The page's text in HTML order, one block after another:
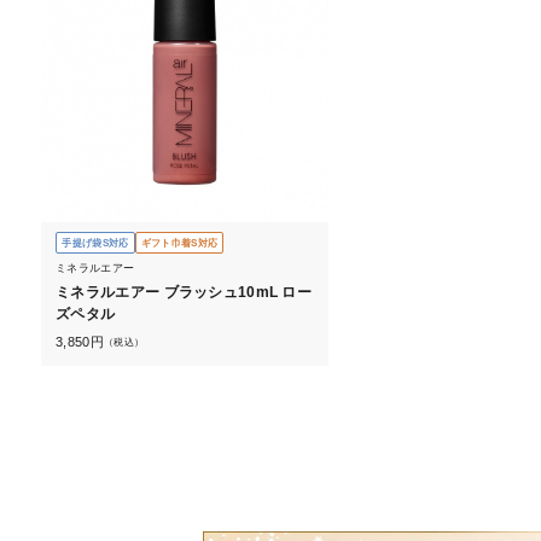
手提げ袋S対応 ギフト巾着S対応
ミネラルエアー
ミネラルエアー ブラッシュ10mL ロー
ズペタル
3,850円 （税込）